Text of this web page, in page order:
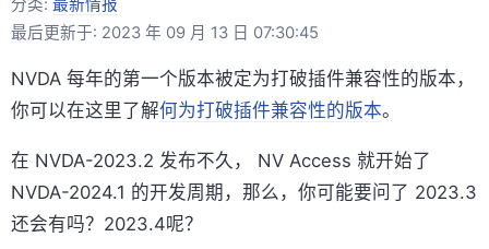
分类: 最新情报
最后更新于: 2023 年 09 月 13 日 07:30:45
NVDA 每年的第一个版本被定为打破插件兼容性的版本，
你可以在这里了解何为打破插件兼容性的版本。
在 NVDA-2023.2 发布不久， NV Access 就开始了
NVDA-2024.1 的开发周期，那么，你可能要问了 2023.3
还会有吗？2023.4呢？